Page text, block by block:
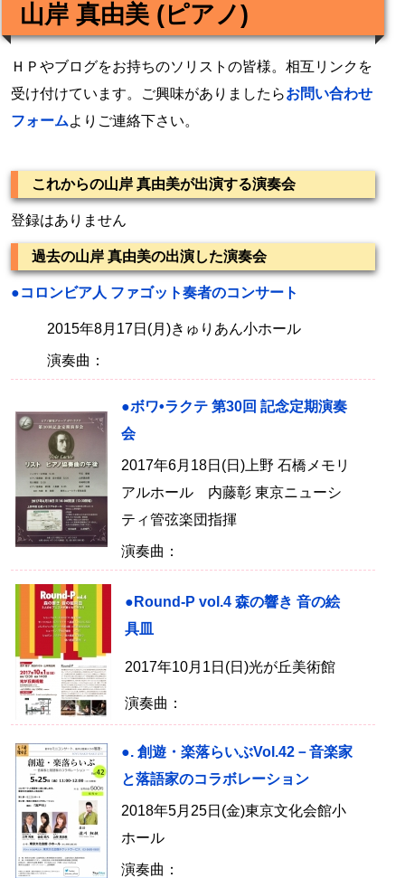
山岸 真由美 (ピアノ)
ＨＰやブログをお持ちのソリストの皆様。相互リンクを
受け付けています。ご興味がありましたらお問い合わせ
フォームよりご連絡下さい。
これからの山岸 真由美が出演する演奏会
登録はありません
過去の山岸 真由美の出演した演奏会
●コロンビア人 ファゴット奏者のコンサート
2015年8月17日(月)きゅりあん小ホール
演奏曲：
●ボワ•ラクテ 第30回 記念定期演奏
会
2017年6月18日(日)上野 石橋メモリ
アルホール 内藤彰 東京ニューシ
ティ管弦楽団指揮
演奏曲：
●Round-P vol.4 森の響き 音の絵
具皿
2017年10月1日(日)光が丘美術館
演奏曲：
●. 創遊・楽落らいぶVol.42－音楽家
と落語家のコラボレーション
2018年5月25日(金)東京文化会館小
ホール
演奏曲：